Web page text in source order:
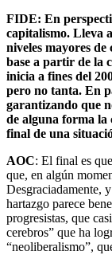
FIDE: En
capitalismo. Lleva
niveles mayores
base a partir de la
inicia a fines del
pero no tanta. En
garantizando que
de alguna forma la
final de una
AOC: El final es
que, en algún
Desgraciadamente,
hartazgo parece
progresistas, que
cerebros” que ha
“neoliberalismo”,